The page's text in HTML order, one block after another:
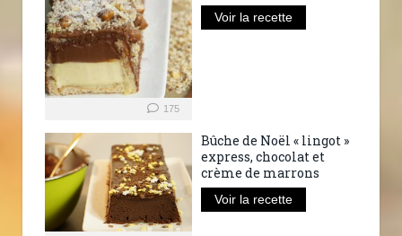
175
Voir la recette
Bûche de Noël « lingot »
express, chocolat et
crème de marrons
Voir la recette